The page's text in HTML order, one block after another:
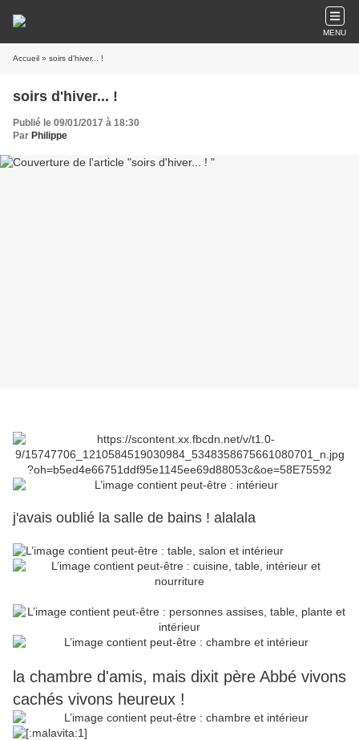
MENU
Accueil » soirs d'hiver... !
soirs d'hiver... !
Publié le 09/01/2017 à 18:30
Par Philippe
j'avais oublié la salle de bains ! alalala
la chambre d'amis, mais dixit père Abbé vivons
cachés vivons heureux !